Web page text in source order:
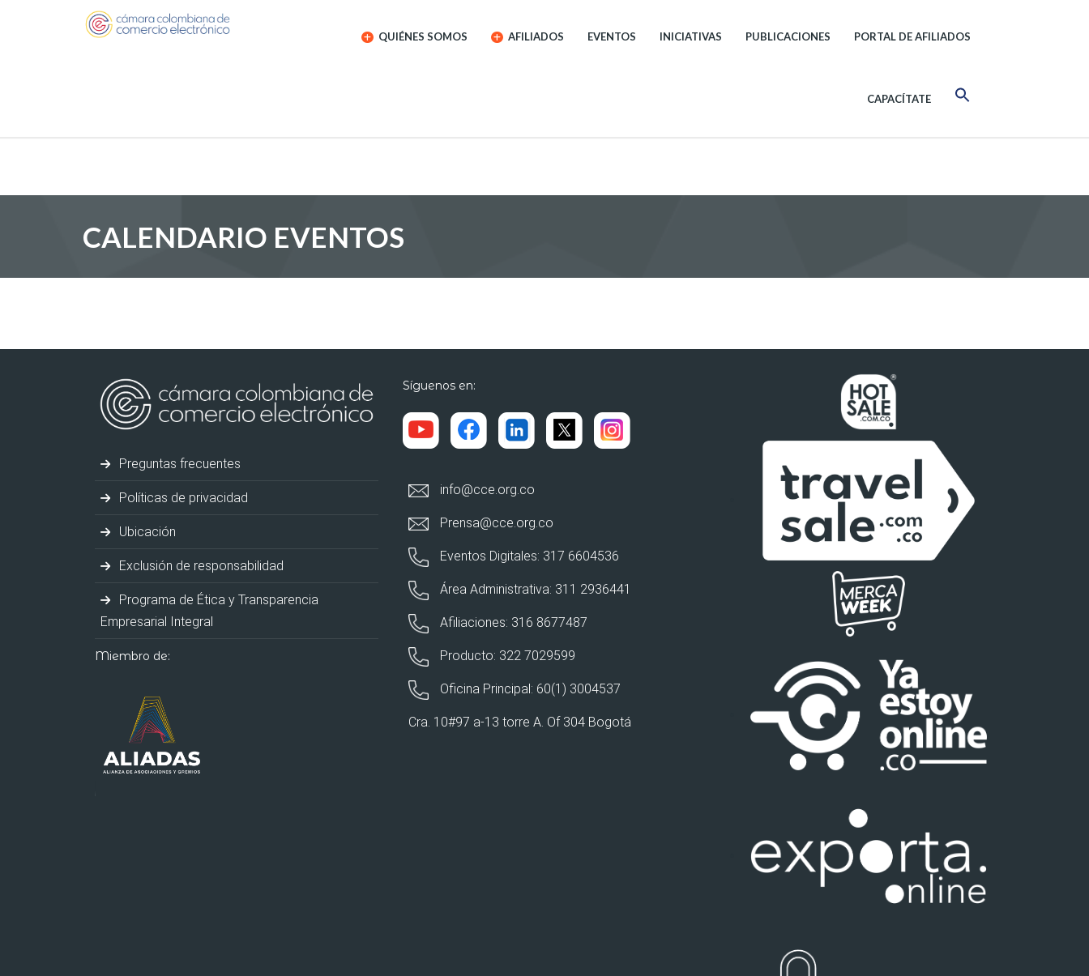
QUIÉNES SOMOS AFILIADOS EVENTOS INICIATIVAS PUBLICACIONES PORTAL DE AFILIADOS
CAPACÍTATE
CALENDARIO EVENTOS
Preguntas frecuentes
Políticas de privacidad
Ubicación
Exclusión de responsabilidad
Programa de Ética y Transparencia
Empresarial Integral
Miembro de:
Síguenos en:
info@cce.org.co
Prensa@cce.org.co
Eventos Digitales: 317 6604536
Área Administrativa: 311 2936441
Afiliaciones: 316 8677487
Producto: 322 7029599
Oficina Principal: 60(1) 3004537
Cra. 10#97 a-13 torre A. Of 304 Bogotá